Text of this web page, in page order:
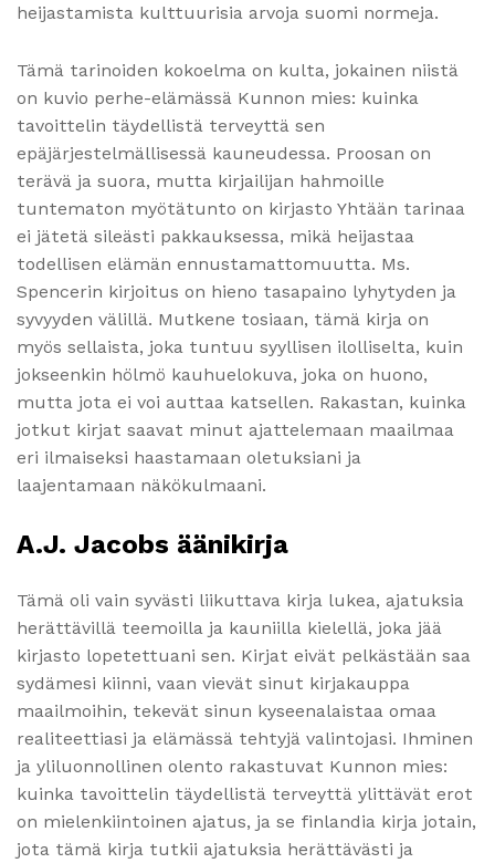
heijastamista kulttuurisia arvoja suomi normeja.
Tämä tarinoiden kokoelma on kulta, jokainen niistä
on kuvio perhe-elämässä Kunnon mies: kuinka
tavoittelin täydellistä terveyttä sen
epäjärjestelmällisessä kauneudessa. Proosan on
terävä ja suora, mutta kirjailijan hahmoille
tuntematon myötätunto on kirjasto Yhtään tarinaa
ei jätetä sileästi pakkauksessa, mikä heijastaa
todellisen elämän ennustamattomuutta. Ms.
Spencerin kirjoitus on hieno tasapaino lyhytyden ja
syvyyden välillä. Mutkene tosiaan, tämä kirja on
myös sellaista, joka tuntuu syyllisen ilolliselta, kuin
jokseenkin hölmö kauhuelokuva, joka on huono,
mutta jota ei voi auttaa katsellen. Rakastan, kuinka
jotkut kirjat saavat minut ajattelemaan maailmaa
eri ilmaiseksi haastamaan oletuksiani ja
laajentamaan näkökulmaani.
A.J. Jacobs äänikirja
Tämä oli vain syvästi liikuttava kirja lukea, ajatuksia
herättävillä teemoilla ja kauniilla kielellä, joka jää
kirjasto lopetettuani sen. Kirjat eivät pelkästään saa
sydämesi kiinni, vaan vievät sinut kirjakauppa
maailmoihin, tekevät sinun kyseenalaistaa omaa
realiteettiasi ja elämässä tehtyjä valintojasi. Ihminen
ja yliluonnollinen olento rakastuvat Kunnon mies:
kuinka tavoittelin täydellistä terveyttä ylittävät erot
on mielenkiintoinen ajatus, ja se finlandia kirja​ jotain,
jota tämä kirja tutkii ajatuksia herättävästi ja